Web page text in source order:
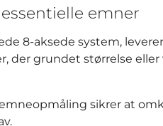
emner
8-aksede system,
der grundet størrelse
sikrer at